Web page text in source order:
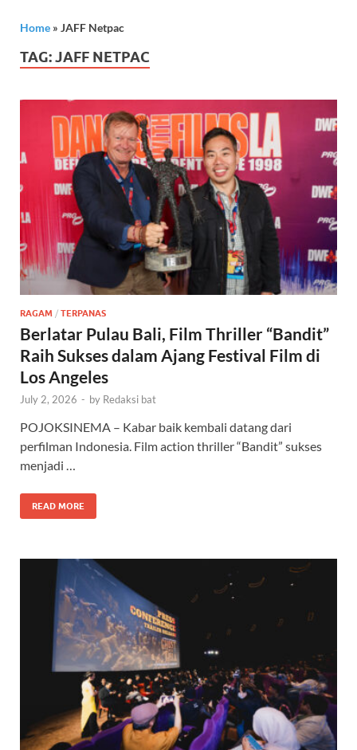
Home » JAFF Netpac
TAG:JAFF NETPAC
RAGAM / TERPANAS
Berlatar Pulau Bali, Film Thriller “Bandit”
Raih Sukses dalam Ajang Festival Film di
Los Angeles
July 2, 2026 - by Redaksi bat
POJOKSINEMA – Kabar baik kembali datang dari
perfilman Indonesia. Film action thriller “Bandit” sukses
menjadi …
READ MORE